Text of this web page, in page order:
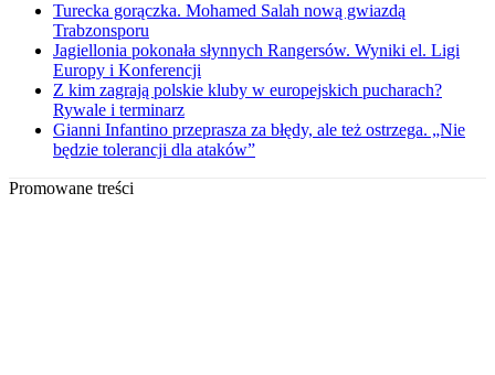
Turecka gorączka. Mohamed Salah nową gwiazdą
Trabzonsporu
Jagiellonia pokonała słynnych Rangersów. Wyniki el. Ligi
Europy i Konferencji
Z kim zagrają polskie kluby w europejskich pucharach?
Rywale i terminarz
Gianni Infantino przeprasza za błędy, ale też ostrzega. „Nie
będzie tolerancji dla ataków”
Promowane treści